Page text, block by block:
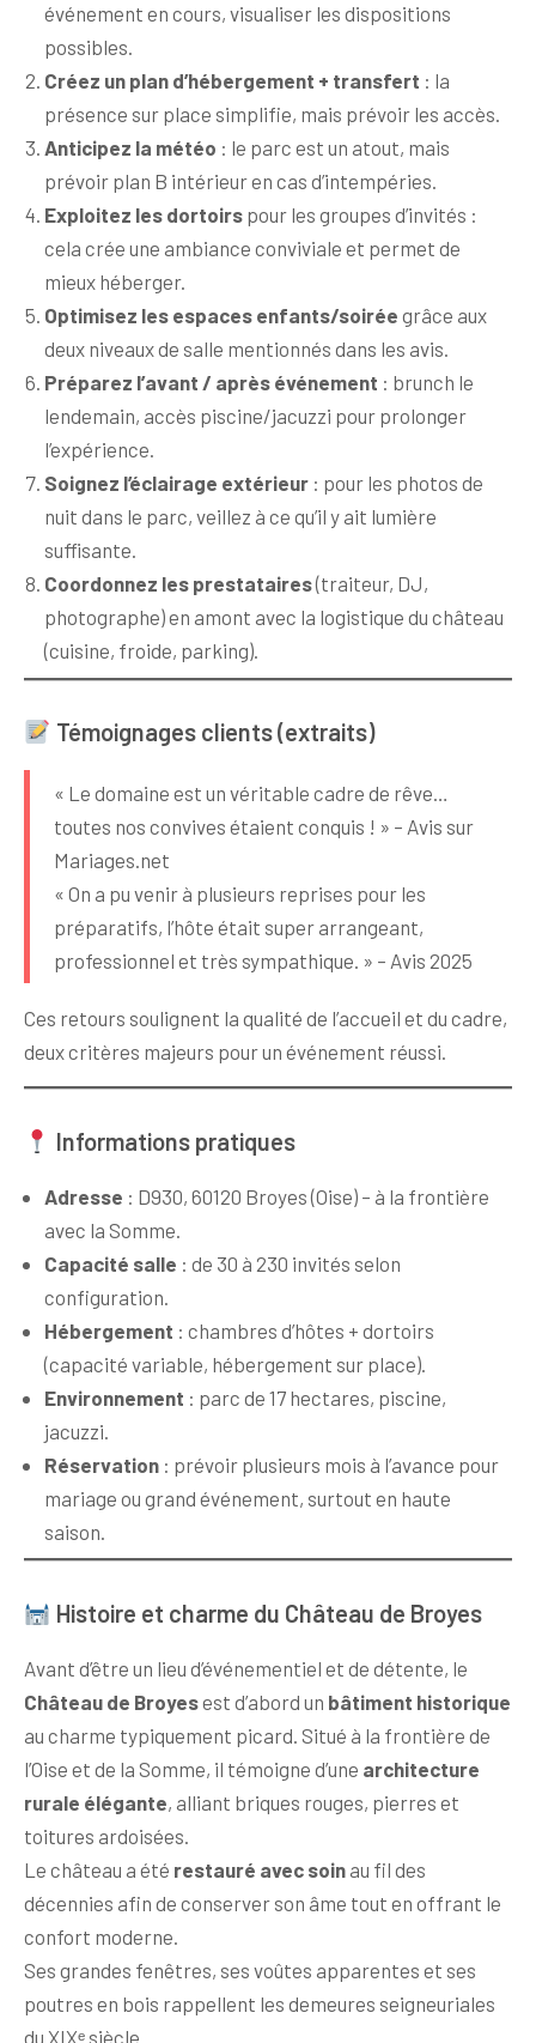
événement en cours, visualiser les dispositions
possibles.
Créez un plan d’hébergement + transfert : la
présence sur place simplifie, mais prévoir les accès.
Anticipez la météo : le parc est un atout, mais
prévoir plan B intérieur en cas d’intempéries.
Exploitez les dortoirs pour les groupes d’invités :
cela crée une ambiance conviviale et permet de
mieux héberger.
Optimisez les espaces enfants/soirée grâce aux
deux niveaux de salle mentionnés dans les avis.
Préparez l’avant / après événement : brunch le
lendemain, accès piscine/jacuzzi pour prolonger
l’expérience.
Soignez l’éclairage extérieur : pour les photos de
nuit dans le parc, veillez à ce qu’il y ait lumière
suffisante.
Coordonnez les prestataires(traiteur, DJ,
photographe) en amont avec la logistique du château
(cuisine, froide, parking).
Témoignages clients (extraits)
« Le domaine est un véritable cadre de rêve…
toutes nos convives étaient conquis ! » – Avis sur
Mariages.net
« On a pu venir à plusieurs reprises pour les
préparatifs, l’hôte était super arrangeant,
professionnel et très sympathique. » – Avis 2025
Ces retours soulignent la qualité de l’accueil et du cadre,
deux critères majeurs pour un événement réussi.
Informations pratiques
Adresse : D930, 60120 Broyes (Oise) – à la frontière
avec la Somme.
Capacité salle : de 30 à 230 invités selon
configuration.
Hébergement : chambres d’hôtes + dortoirs
(capacité variable, hébergement sur place).
Environnement : parc de 17 hectares, piscine,
jacuzzi.
Réservation : prévoir plusieurs mois à l’avance pour
mariage ou grand événement, surtout en haute
saison.
Histoire et charme du Château de Broyes
Avant d’être un lieu d’événementiel et de détente, le
Château de Broyesest d’abord un bâtiment historique
au charme typiquement picard. Situé à la frontière de
l’Oise et de la Somme, il témoigne d’une architecture
rurale élégante, alliant briques rouges, pierres et
toitures ardoisées.
Le château a été restauré avec soin au fil des
décennies afin de conserver son âme tout en offrant le
confort moderne.
Ses grandes fenêtres, ses voûtes apparentes et ses
poutres en bois rappellent les demeures seigneuriales
du XIXᵉ siècle.